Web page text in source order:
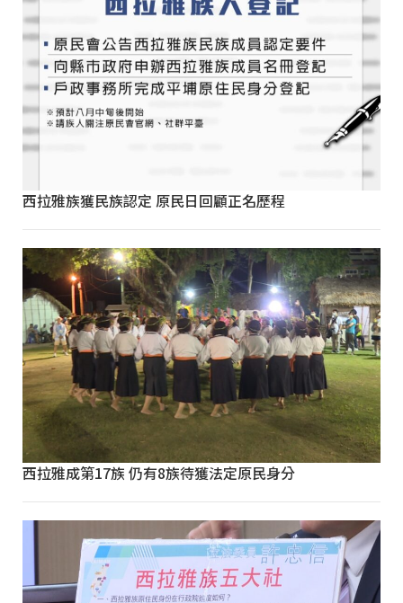
西拉雅族獲民族認定 原民日回顧正名歷程
西拉雅成第17族 仍有8族待獲法定原民身分